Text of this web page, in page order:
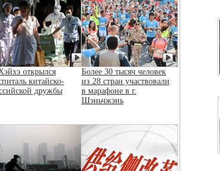
открылся
китайско-
дружбы
Более 30 тысяч человек
из 28 стран участвовали
в марафоне в г.
Шэньчжэнь